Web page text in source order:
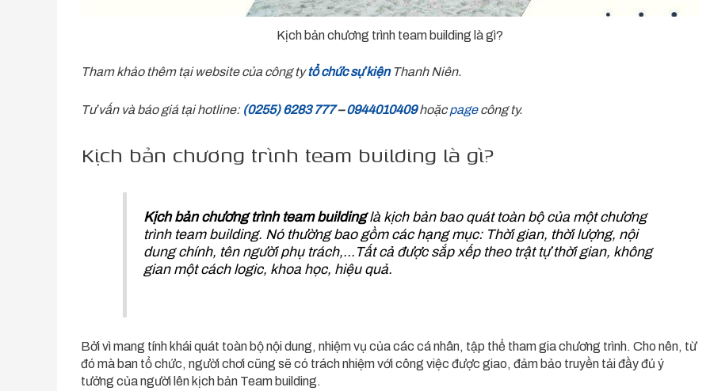
Kịch bản chương trình team building là gì?
Tham khảo thêm tại website của công tytổ chức sự kiệnThanh Niên.
Tư vấn và báo giá tại hotline: (0255) 6283 777–0944010409hoặcpagecông ty.
Kịch bản chương trình team building là gì?
Kịch bản chương trình team buildinglà kịch bản bao quát toàn bộ của một chương
trình team building. Nó thường bao gồm các hạng mục: Thời gian, thời lượng, nội
dung chính, tên người phụ trách,…Tất cả được sắp xếp theo trật tự thời gian, không
gian một cách logic, khoa học, hiệu quả.
Bởi vì mang tính khái quát toàn bộ nội dung, nhiệm vụ của các cá nhân, tập thể tham gia chương trình. Cho nên, từ
đó mà ban tổ chức, người chơi cũng sẽ có trách nhiệm với công việc được giao, đảm bảo truyền tải đầy đủ ý
tưởng của người lên kịch bản Team building.